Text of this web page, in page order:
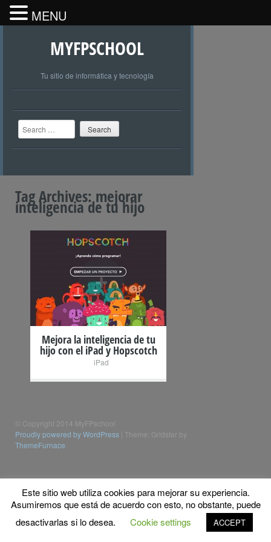
MYFPSCHOOL
Tu sitio de informática y tecnología
Search
Tag Archives:mejorar
inteligencia de tu hijo
+
Mejora la inteligencia de tu
hijo con el iPad y Hopscotch
iPad
© Copyright 2014 MyFPschool
Proudly powered by WordPress Theme: Gridster by
ThemeFurnace
Este sitio web utiliza cookies para mejorar su experiencia.
Asumiremos que está de acuerdo con esto, no obstante, puede
desactivarlas si lo desea.
Cookie settings ACCEPT
MENU